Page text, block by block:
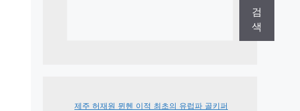
검
색
제주 허재원 뮌헨 이적 최초의 유럽파 골키퍼